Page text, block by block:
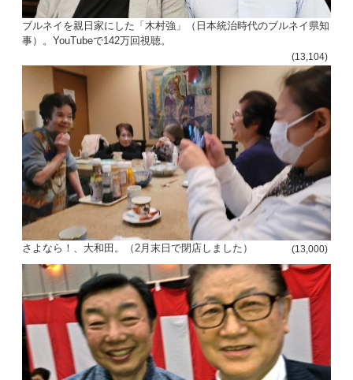
ブルネイを親日家にした「木村強」（日本統治時代のブルネイ県知
事）。YouTubeで142万回視聴。
(13,104)
さよなら！、大和田。（2月末日で閉店しました） (13,000)